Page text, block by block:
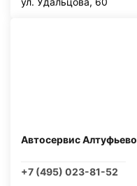
Автосервис Алтуфьево
+7 (495) 023-81-52